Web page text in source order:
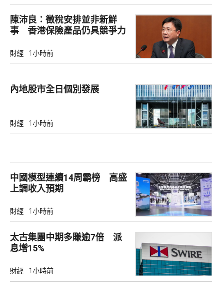
陳沛良：徵稅安排並非新鮮
事 香港保險產品仍具競爭力
財經 1小時前
內地股市全日個別發展
財經 1小時前
中國模型連續14周霸榜 高盛
上調收入預期
財經 1小時前
太古集團中期多賺逾7倍 派
息增15%
財經 1小時前